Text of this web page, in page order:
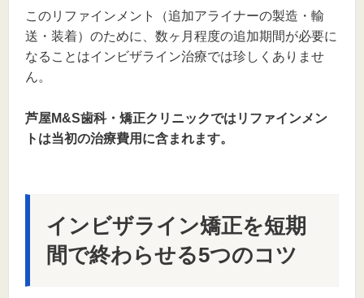
このリファインメント（追加アライナーの製造・輸
送・装着）のために、数ヶ月程度の追加期間が必要に
なることはインビザライン治療では珍しくありませ
ん。
芦屋M&S歯科・矯正クリニックではリファインメン
トは当初の治療費用に含まれます。
インビザライン矯正を短期
間で終わらせる5つのコツ